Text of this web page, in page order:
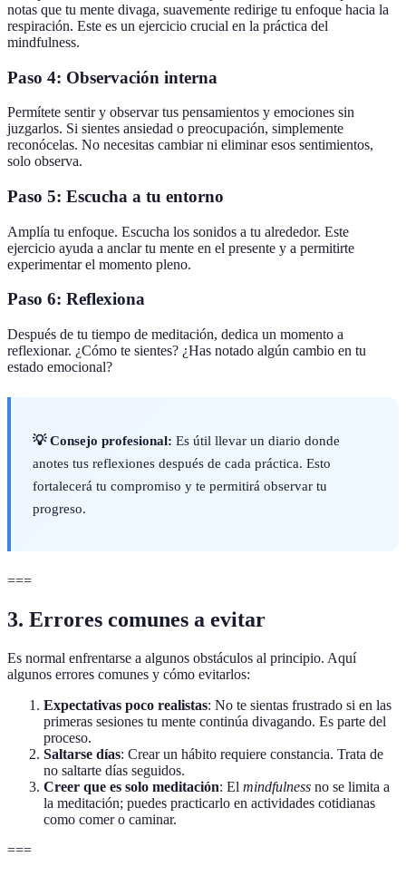
notas que tu mente divaga, suavemente redirige tu enfoque hacia la
respiración. Este es un ejercicio crucial en la práctica del
mindfulness.
Paso 4: Observación interna
Permítete sentir y observar tus pensamientos y emociones sin
juzgarlos. Si sientes ansiedad o preocupación, simplemente
reconócelas. No necesitas cambiar ni eliminar esos sentimientos,
solo observa.
Paso 5: Escucha a tu entorno
Amplía tu enfoque. Escucha los sonidos a tu alrededor. Este
ejercicio ayuda a anclar tu mente en el presente y a permitirte
experimentar el momento pleno.
Paso 6: Reflexiona
Después de tu tiempo de meditación, dedica un momento a
reflexionar. ¿Cómo te sientes? ¿Has notado algún cambio en tu
estado emocional?
💡 Consejo profesional: Es útil llevar un diario donde
anotes tus reflexiones después de cada práctica. Esto
fortalecerá tu compromiso y te permitirá observar tu
progreso.
===
3. Errores comunes a evitar
Es normal enfrentarse a algunos obstáculos al principio. Aquí
algunos errores comunes y cómo evitarlos:
Expectativas poco realistas: No te sientas frustrado si en las
primeras sesiones tu mente continúa divagando. Es parte del
proceso.
Saltarse días: Crear un hábito requiere constancia. Trata de
no saltarte días seguidos.
Creer que es solo meditación: El mindfulness no se limita a
la meditación; puedes practicarlo en actividades cotidianas
como comer o caminar.
===